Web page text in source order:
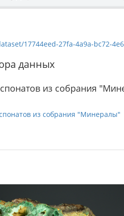
17744eed-27fa-4a9a-bc72-
данных
из собрания
из собрания "Минералы"